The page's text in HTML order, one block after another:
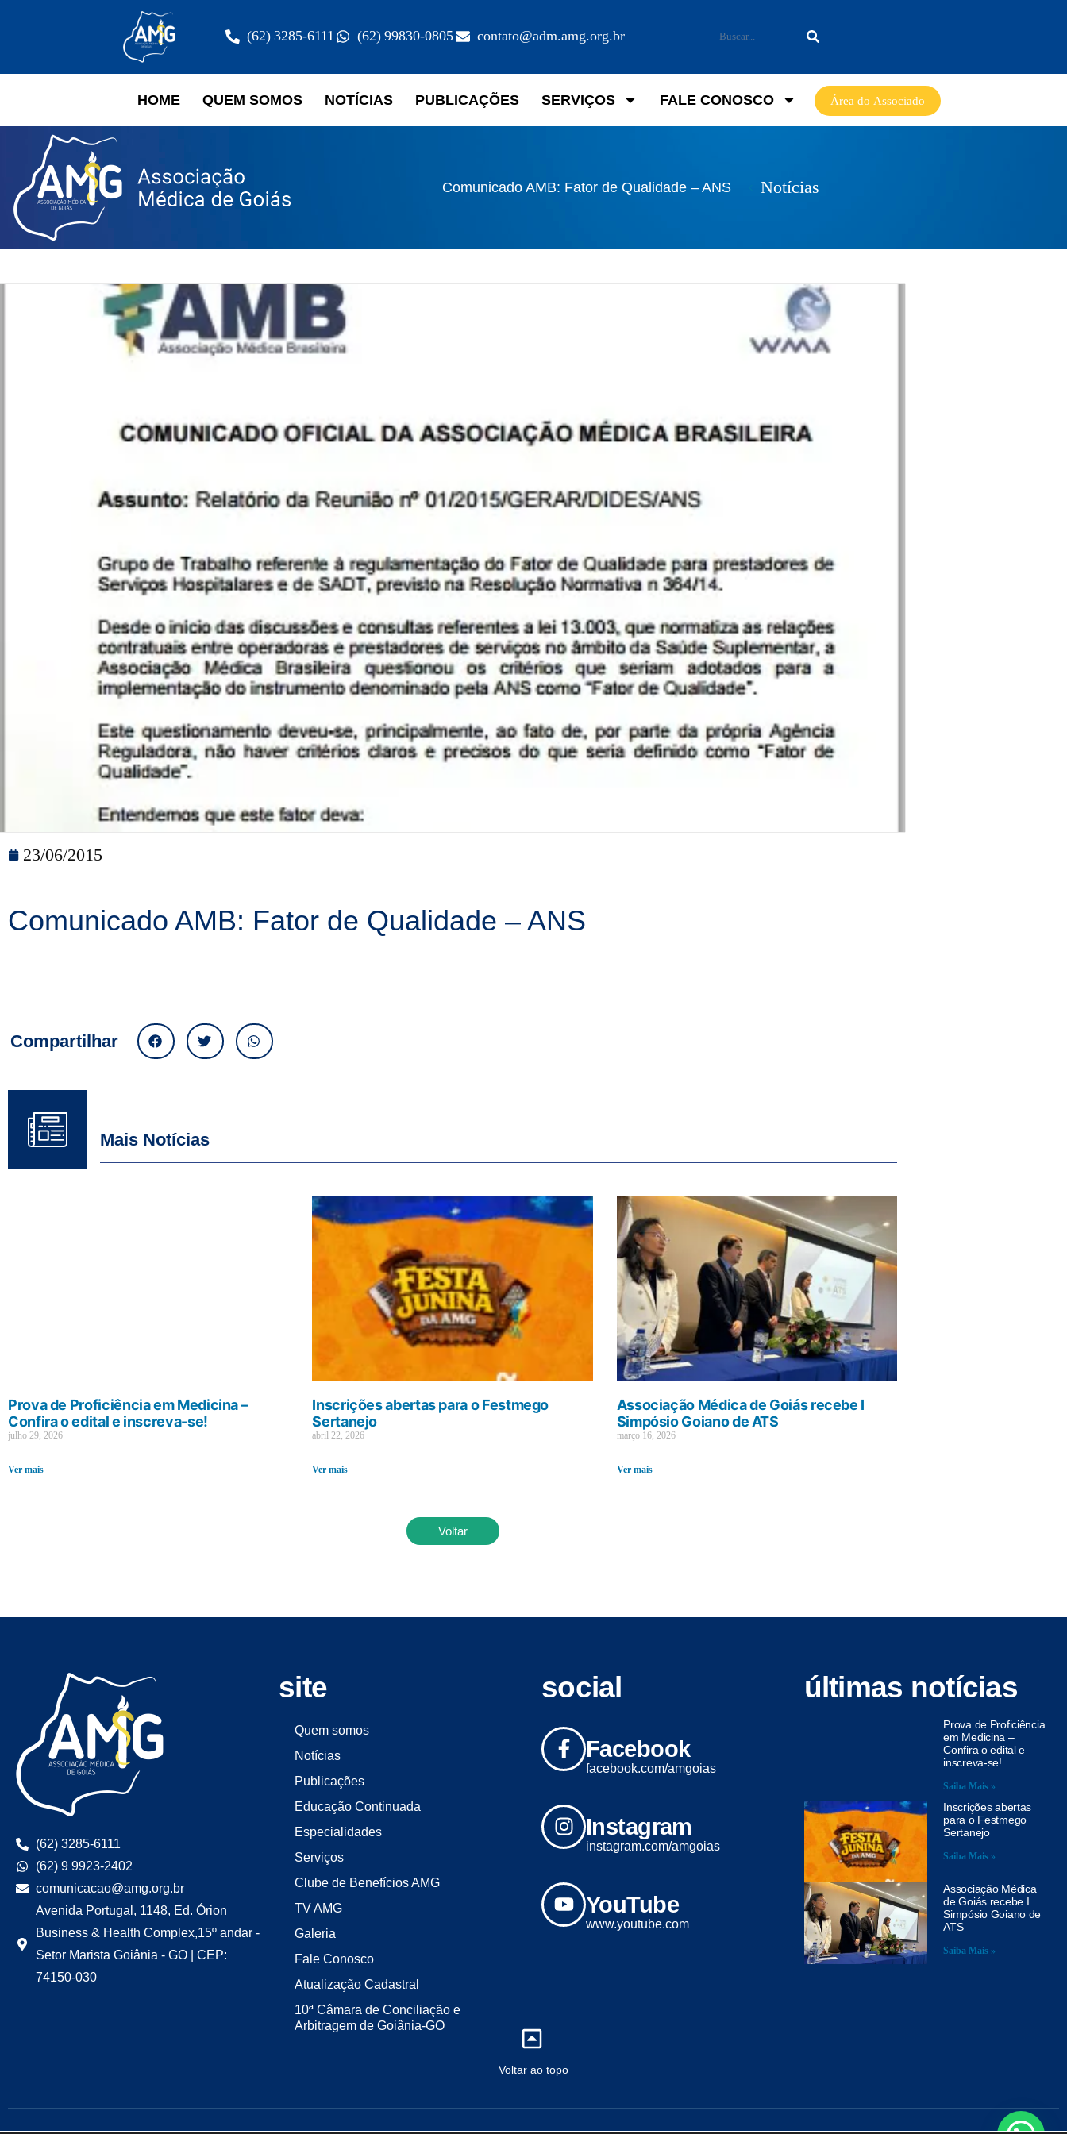
(62) 3285-6111 (62) 99830-0805 contato@adm.amg.org.br
HOME QUEM SOMOS NOTÍCIAS PUBLICAÇÕES SERVIÇOS FALE CONOSCO Área do Associado
Comunicado AMB: Fator de Qualidade – ANS Notícias
23/06/2015
Comunicado AMB: Fator de Qualidade – ANS
Compartilhar
Mais Notícias
Prova de Proficiência em Medicina –
Confira o edital e inscreva-se!
julho 29, 2026
Ver mais
Inscrições abertas para o Festmego
Sertanejo
abril 22, 2026
Ver mais
Associação Médica de Goiás recebe I
Simpósio Goiano de ATS
março 16, 2026
Ver mais
Voltar
(62) 3285-6111
(62) 9 9923-2402
comunicacao@amg.org.br
Avenida Portugal, 1148, Ed. Órion
Business & Health Complex,15º andar -
Setor Marista Goiânia - GO | CEP:
74150-030
site
Quem somos
Notícias
Publicações
Educação Continuada
Especialidades
Serviços
Clube de Benefícios AMG
TV AMG
Galeria
Fale Conosco
Atualização Cadastral
10ª Câmara de Conciliação e
Arbitragem de Goiânia-GO
social
Facebook
facebook.com/amgoias
Instagram
instagram.com/amgoias
YouTube
www.youtube.com
últimas notícias
Prova de Proficiência
em Medicina –
Confira o edital e
inscreva-se!
Saiba Mais »
Inscrições abertas
para o Festmego
Sertanejo
Saiba Mais »
Associação Médica
de Goiás recebe I
Simpósio Goiano de
ATS
Saiba Mais »
Voltar ao topo